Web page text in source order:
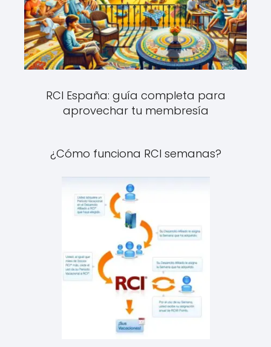
RCI España: guía completa para
aprovechar tu membresía
¿Cómo funciona RCI semanas?